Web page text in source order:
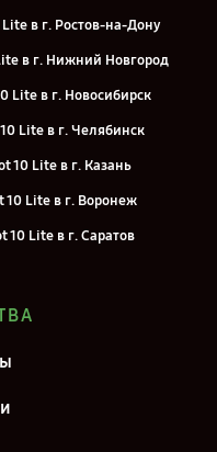
в г. Ростов-на-Дону
в г. Нижний Новгород
Lite в г. Новосибирск
Lite в г. Челябинск
10 Lite в г. Казань
10 Lite в г. Воронеж
10 Lite в г. Саратов
10 Lite в г. Киров
в г. Санкт-Петербург